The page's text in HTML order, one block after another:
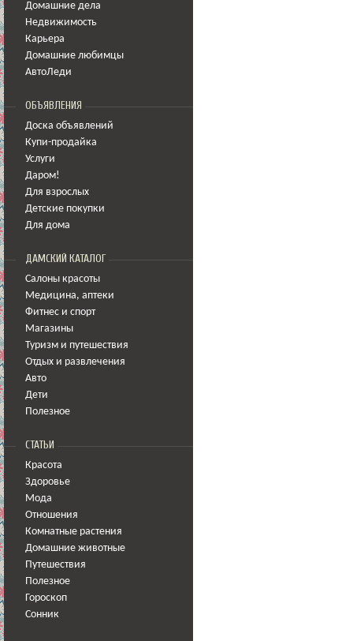
Домашние дела
Недвижимость
Карьера
Домашние любимцы
АвтоЛеди
ОБЪЯВЛЕНИЯ
Доска объявлений
Купи-продайка
Услуги
Даром!
Для взрослых
Детские покупки
Для дома
ДАМСКИЙ КАТАЛОГ
Салоны красоты
Медицина, аптеки
Фитнес и спорт
Магазины
Туризм и путешествия
Отдых и развлечения
Авто
Дети
Полезное
СТАТЬИ
Красота
Здоровье
Мода
Отношения
Комнатные растения
Домашние животные
Путешествия
Полезное
Гороскоп
Сонник